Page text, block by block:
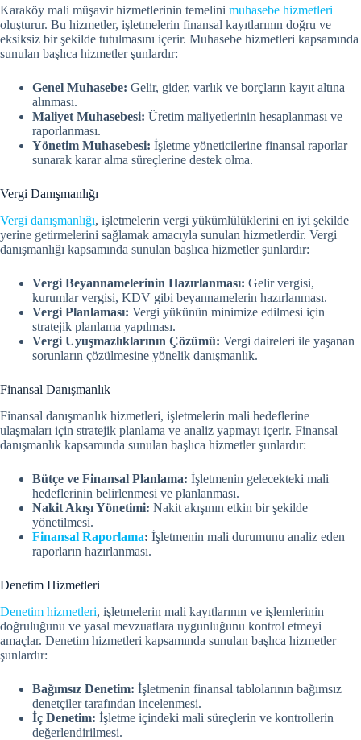
Karaköy mali müşavir hizmetlerinin temelini muhasebe hizmetleri
oluşturur. Bu hizmetler, işletmelerin finansal kayıtlarının doğru ve
eksiksiz bir şekilde tutulmasını içerir. Muhasebe hizmetleri kapsamında
sunulan başlıca hizmetler şunlardır:
Genel Muhasebe: Gelir, gider, varlık ve borçların kayıt altına
alınması.
Maliyet Muhasebesi: Üretim maliyetlerinin hesaplanması ve
raporlanması.
Yönetim Muhasebesi: İşletme yöneticilerine finansal raporlar
sunarak karar alma süreçlerine destek olma.
Vergi Danışmanlığı
Vergi danışmanlığı, işletmelerin vergi yükümlülüklerini en iyi şekilde
yerine getirmelerini sağlamak amacıyla sunulan hizmetlerdir. Vergi
danışmanlığı kapsamında sunulan başlıca hizmetler şunlardır:
Vergi Beyannamelerinin Hazırlanması: Gelir vergisi,
kurumlar vergisi, KDV gibi beyannamelerin hazırlanması.
Vergi Planlaması: Vergi yükünün minimize edilmesi için
stratejik planlama yapılması.
Vergi Uyuşmazlıklarının Çözümü: Vergi daireleri ile yaşanan
sorunların çözülmesine yönelik danışmanlık.
Finansal Danışmanlık
Finansal danışmanlık hizmetleri, işletmelerin mali hedeflerine
ulaşmaları için stratejik planlama ve analiz yapmayı içerir. Finansal
danışmanlık kapsamında sunulan başlıca hizmetler şunlardır:
Bütçe ve Finansal Planlama: İşletmenin gelecekteki mali
hedeflerinin belirlenmesi ve planlanması.
Nakit Akışı Yönetimi: Nakit akışının etkin bir şekilde
yönetilmesi.
Finansal Raporlama: İşletmenin mali durumunu analiz eden
raporların hazırlanması.
Denetim Hizmetleri
Denetim hizmetleri, işletmelerin mali kayıtlarının ve işlemlerinin
doğruluğunu ve yasal mevzuatlara uygunluğunu kontrol etmeyi
amaçlar. Denetim hizmetleri kapsamında sunulan başlıca hizmetler
şunlardır:
Bağımsız Denetim: İşletmenin finansal tablolarının bağımsız
denetçiler tarafından incelenmesi.
İç Denetim: İşletme içindeki mali süreçlerin ve kontrollerin
değerlendirilmesi.